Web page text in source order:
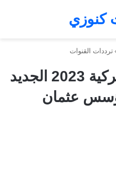
كنوزي
ترددات القنوات
تردد قناة atv التركية 2023 الجديد
عثمان